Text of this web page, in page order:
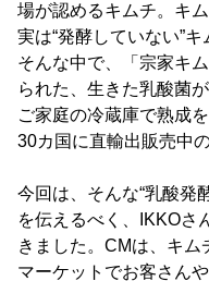
場が認めるキムチ。キ
実は“発酵していない”
そんな中で、「宗家キ
られた、生きた乳酸菌
ご家庭の冷蔵庫で熟成
30カ国に直輸出販売中
今回は、そんな“乳酸発
を伝えるべく、IKKOさ
きました。CMは、キ
マーケットでお客さん